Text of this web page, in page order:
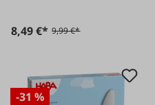
8,49 €* 9,99 €*
-31 %